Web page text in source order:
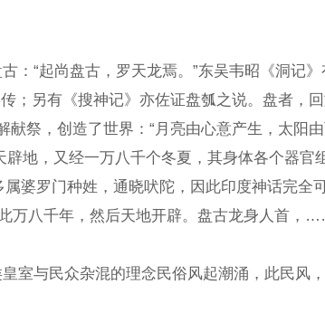
“起尚盘古，罗天龙焉。”东吴韦昭《洞
另有《搜神记》亦佐证盘瓠之说。盘者
祭，创造了世界：“月亮由心意产生，太
，又经一万八千个冬夏，其身体各个器
婆罗门种姓，通晓吠陀，因此印度神话
千年，然后天地开辟。盘古龙身人首
与民众杂混的理念民俗风起潮涌，此民